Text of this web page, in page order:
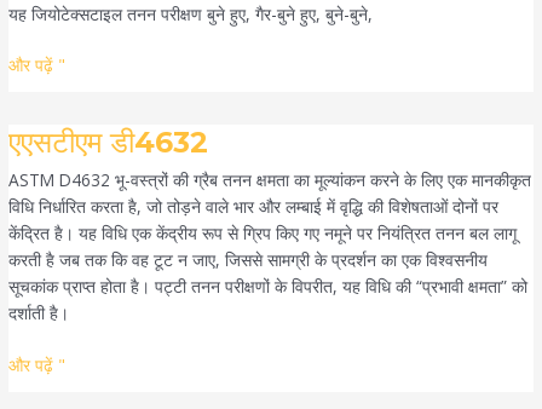
यह जियोटेक्सटाइल तनन परीक्षण बुने हुए, गैर-बुने हुए, बुने-बुने,
और पढ़ें "
एएसटीएम डी4632
ASTM D4632 भू-वस्त्रों की ग्रैब तनन क्षमता का मूल्यांकन करने के लिए एक मानकीकृत
विधि निर्धारित करता है, जो तोड़ने वाले भार और लम्बाई में वृद्धि की विशेषताओं दोनों पर
केंद्रित है। यह विधि एक केंद्रीय रूप से ग्रिप किए गए नमूने पर नियंत्रित तनन बल लागू
करती है जब तक कि वह टूट न जाए, जिससे सामग्री के प्रदर्शन का एक विश्वसनीय
सूचकांक प्राप्त होता है। पट्टी तनन परीक्षणों के विपरीत, यह विधि की “प्रभावी क्षमता” को
दर्शाती है।
एएसटीएम
डी4632
और पढ़ें "